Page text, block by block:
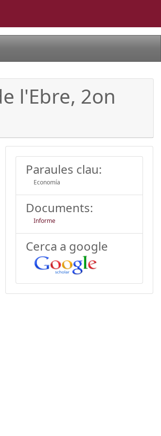
l'Ebre, 2on
Paraules clau:
Economía
Documents:
Informe
Cerca a google